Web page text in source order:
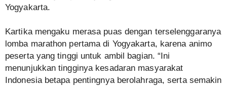
Yogyakarta.
Kartika mengaku merasa puas dengan terselenggaranya
lomba marathon pertama di Yogyakarta, karena animo
peserta yang tinggi untuk ambil bagian. “Ini
menunjukkan tingginya kesadaran masyarakat
Indonesia betapa pentingnya berolahraga, serta semakin